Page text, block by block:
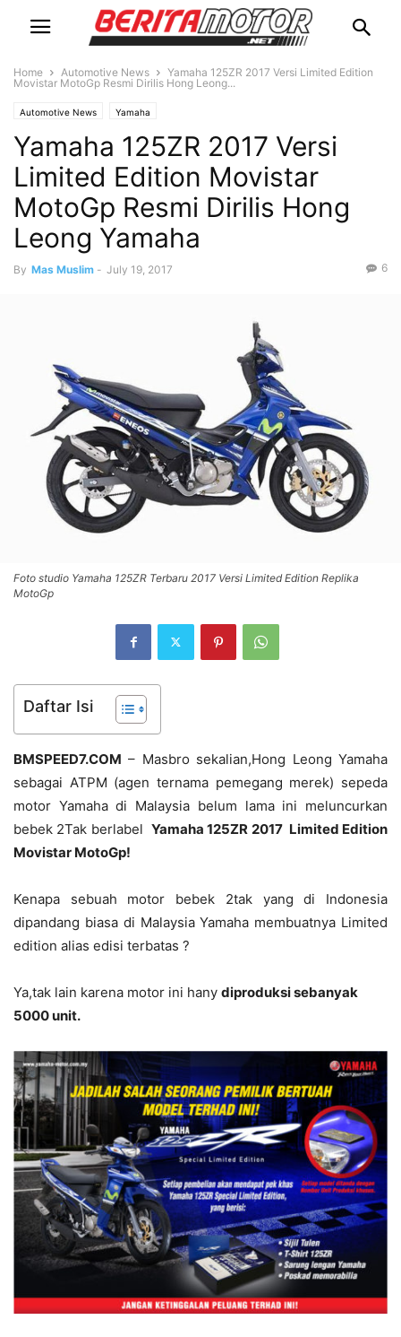
Home Automotive News
Yamaha 125ZR 2017 Versi Limited Edition
Movistar MotoGp Resmi Dirilis Hong Leong...
Automotive News Yamaha
Yamaha 125ZR 2017 Versi
Limited Edition Movistar
MotoGp Resmi Dirilis Hong
Leong Yamaha
By Mas Muslim - July 19, 2017 6
Foto studio Yamaha 125ZR Terbaru 2017 Versi Limited Edition Replika
MotoGp
Daftar Isi
BMSPEED7.COM – Masbro sekalian,Hong Leong Yamaha
sebagai ATPM (agen ternama pemegang merek) sepeda
motor Yamaha di Malaysia belum lama ini meluncurkan
bebek 2Tak berlabel Yamaha 125ZR 2017 Limited Edition
Movistar MotoGp!
Kenapa sebuah motor bebek 2tak yang di Indonesia
dipandang biasa di Malaysia Yamaha membuatnya Limited
edition alias edisi terbatas ?
Ya,tak lain karena motor ini hany diproduksi sebanyak
5000 unit.